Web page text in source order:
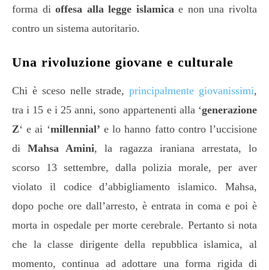
forma dioffesa alla legge islamica e non una rivolta
contro un sistema autoritario.
Una rivoluzione giovane e culturale
Chi è sceso nelle strade,principalmente giovanissimi,
tra i 15 e i 25 anni, sono appartenenti alla ‘generazione
Z‘ e ai ‘millennial’ e lo hanno fatto contro l’uccisione
di Mahsa Amini, la ragazza iraniana arrestata, lo
scorso 13 settembre, dalla polizia morale, per aver
violato il codice d’abbigliamento islamico. Mahsa,
dopo poche ore dall’arresto, è entrata in coma e poi è
morta in ospedale per morte cerebrale. Pertanto si nota
che la classe dirigente della repubblica islamica, al
momento, continua ad adottare una forma rigida di